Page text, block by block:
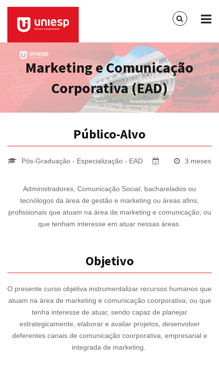
Marketing e Comunicação
Corporativa (EAD)
Público-Alvo
Pós-Graduação - Especialização - EAD 3 meses
Administradores, Comunicação Social, bacharelados ou
tecnólogos da área de gestão e marketing ou áreas afins,
profissionais que atuam na área de marketing e comunicação, ou
que tenham interesse em atuar nessas áreas.
Objetivo
O presente curso objetiva instrumentalizar recursos humanos que
atuam na área de marketing e comunicação coorporativa, ou que
tenha interesse de atuar, sendo capaz de planejar
estrategicamente, elaborar e avaliar projetos, desenvolver
deferentes canais de comunicação coorporativa, empresarial e
integrada de marketing.